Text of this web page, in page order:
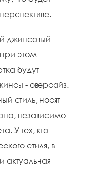
джинсовый
этом
будут
- оверсайз.
стиль, носят
независимо
У тех, кто
стиля, в
актуальная